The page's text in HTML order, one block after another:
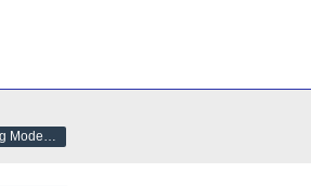
Gold & Silberbug Moderator